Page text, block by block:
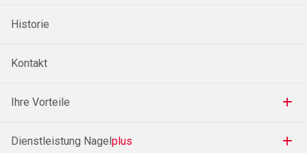
Historie
Kontakt
Ihre Vorteile
Dienstleistung Nagelplus